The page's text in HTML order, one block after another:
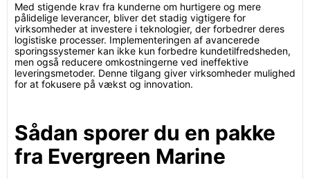
Med stigende krav fra kunderne om hurtigere og mere
pålidelige leverancer, bliver det stadig vigtigere for
virksomheder at investere i teknologier, der forbedrer deres
logistiske processer. Implementeringen af avancerede
sporingssystemer kan ikke kun forbedre kundetilfredsheden,
men også reducere omkostningerne ved ineffektive
leveringsmetoder. Denne tilgang giver virksomheder mulighed
for at fokusere på vækst og innovation.
Sådan sporer du en pakke
fra Evergreen Marine